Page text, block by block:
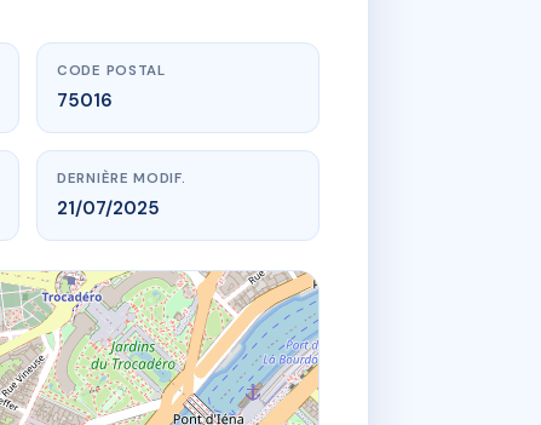
CODE POSTAL
75016
DERNIÈRE MODIF.
21/07/2025